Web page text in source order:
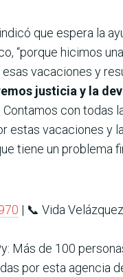
que espera la
“porque hicimos
vacaciones y
justicia y la
. Contamos con todas
estas vacaciones y
tiene un problema
| 📞 Vida
Más de 100
por esta agencia